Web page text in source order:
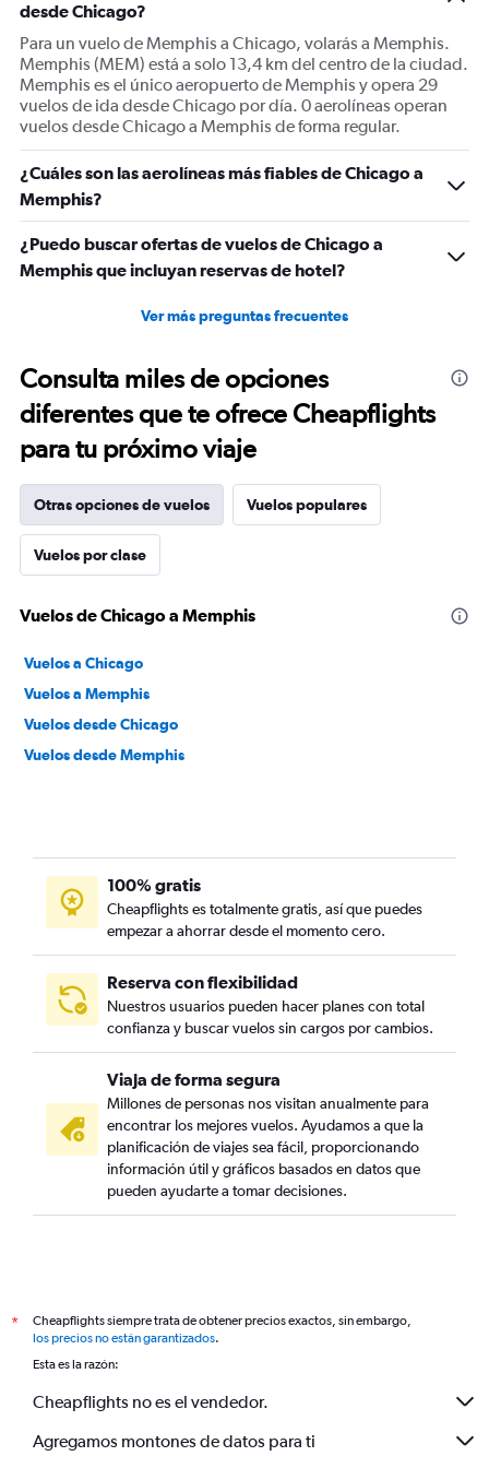
Y
displaying
Avg.
Price
and
Number
of
flights.
desde Chicago?
Para un vuelo de Memphis a Chicago, volarás a Memphis.
Memphis (MEM) está a solo 13,4 km del centro de la ciudad.
Memphis es el único aeropuerto de Memphis y opera 29
vuelos de ida desde Chicago por día. 0 aerolíneas operan
vuelos desde Chicago a Memphis de forma regular.
¿Cuáles son las aerolíneas más fiables de Chicago a
Memphis?
¿Puedo buscar ofertas de vuelos de Chicago a
Memphis que incluyan reservas de hotel?
Ver más preguntas frecuentes
Consulta miles de opciones
diferentes que te ofrece Cheapflights
para tu próximo viaje
Otras opciones de vuelos Vuelos populares
Vuelos por clase
Vuelos de Chicago a Memphis
Vuelos a Chicago
Vuelos a Memphis
Vuelos desde Chicago
Vuelos desde Memphis
100% gratis
Cheapflights es totalmente gratis, así que puedes
empezar a ahorrar desde el momento cero.
Reserva con flexibilidad
Nuestros usuarios pueden hacer planes con total
confianza y buscar vuelos sin cargos por cambios.
Viaja de forma segura
Millones de personas nos visitan anualmente para
encontrar los mejores vuelos. Ayudamos a que la
planificación de viajes sea fácil, proporcionando
información útil y gráficos basados en datos que
pueden ayudarte a tomar decisiones.
*
Cheapflights siempre trata de obtener precios exactos, sin embargo,
los precios no están garantizados.
Esta es la razón:
Cheapflights no es el vendedor.
Agregamos montones de datos para ti